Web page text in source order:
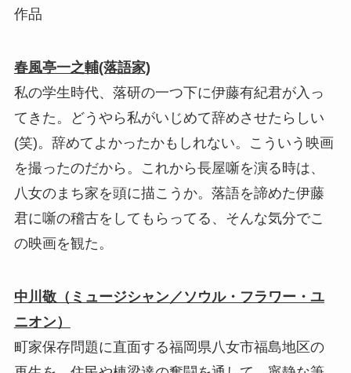
作品
春風亭一之輔(落語家)
私の学生時代、落研の一つ下に伊藤有紀君が入っ
てきた。どうやら私がいじめて辞めさせたらしい
(笑)。辞めてよかったかもしれない。こういう映画
を撮ったのだから。これから長屋噺を演る時は、
八女のまち家を頭に描こうか。落語を諦めた伊藤
君に噺の稽古をしてもらってる、そんな気分でこ
の映画を観た。
中川敬（ミュージシャン／ソウル・フラワー・ユ
ニオン）
町家保存問題に直面する福岡県八女市福島地区の